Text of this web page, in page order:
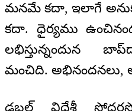
మనమే కదా, ఇలాగే
కదా. ధైర్యము
లభిస్తున్నందున
మంచిది. అభినందనలు,
డబల్ విదేశీ